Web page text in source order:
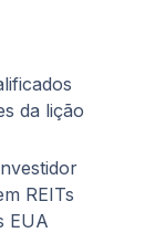
da lição
REITs
EUA